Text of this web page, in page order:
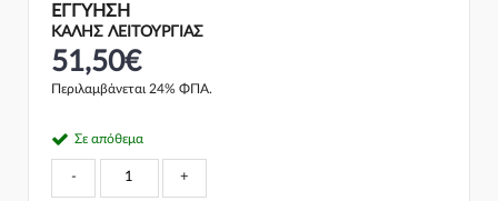
ΕΓΓΎΗΣΗ
ΚΑΛΗΣ ΛΕΙΤΟΥΡΓΙΑΣ
51,50€
Περιλαμβάνεται 24% ΦΠΑ.
Σε απόθεμα
- +